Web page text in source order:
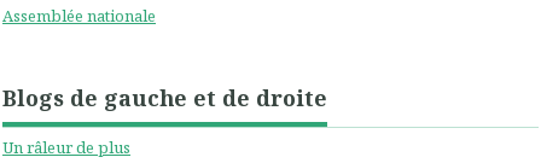
Assemblée nationale
Blogs de gauche et de droite
Un râleur de plus